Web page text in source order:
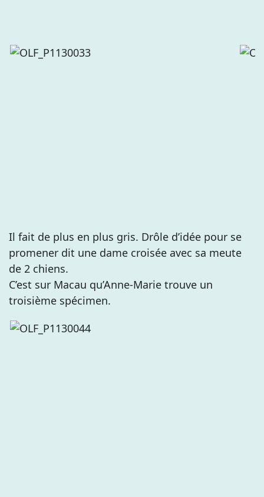
Il fait de plus en plus gris. Drôle d’idée pour se
promener dit une dame croisée avec sa meute
de 2 chiens.
C’est sur Macau qu’Anne-Marie trouve un
troisième spécimen.